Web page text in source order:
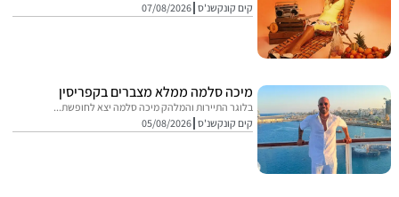
קים קונקשנ'ס 07/08/2026
מיכה סלמה ממלא מצברים בקפריסין
בלוגר התיירות והמלהק מיכה סלמה יצא לחופשת...
קים קונקשנ'ס 05/08/2026